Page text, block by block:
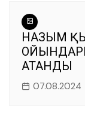
НАЗЫМ
АТАНДЫ
07.08.2024